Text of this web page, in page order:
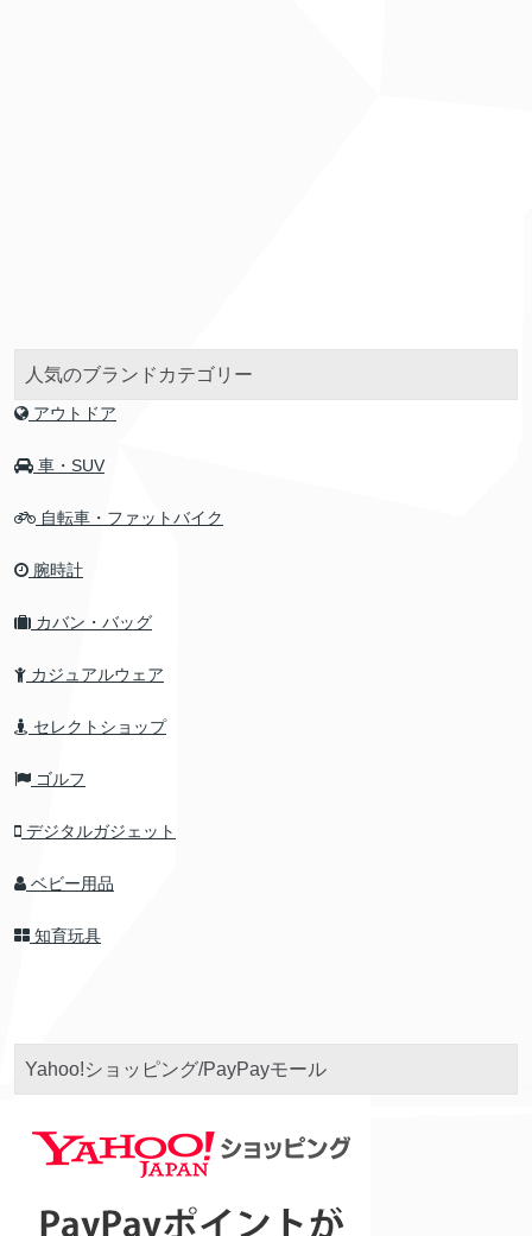
人気のブランドカテゴリー
アウトドア
車・SUV
自転車・ファットバイク
腕時計
カバン・バッグ
カジュアルウェア
セレクトショップ
ゴルフ
デジタルガジェット
ベビー用品
知育玩具
Yahoo!ショッピング/PayPayモール